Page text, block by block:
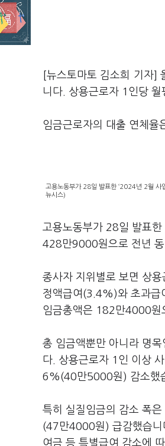
[뉴스토마토 김소희 기자]
니다. 상용근로자 1인당
임금근로자의 대출 연체
고용노동부가 28일 발표한 ‘2024년 2월
뉴시스)
고용노동부가 28일 발표
428만9000원으로 전년
종사자 지위별로 보면 상
정액급여(3.4%)와 초과급
임금총액은 182만4000원
총 임금액뿐만 아니라 명
다. 상용근로자 1인 이상
6%(40만5000원) 감소했
특히 실질임금의 감소 폭
(47만4000원) 급감했습니
여금 등 특별급여 감소에